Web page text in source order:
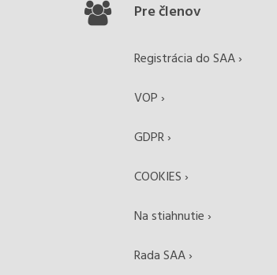
Pre členov
Registrácia do SAA ›
VOP ›
GDPR ›
COOKIES ›
Na stiahnutie ›
Rada SAA ›